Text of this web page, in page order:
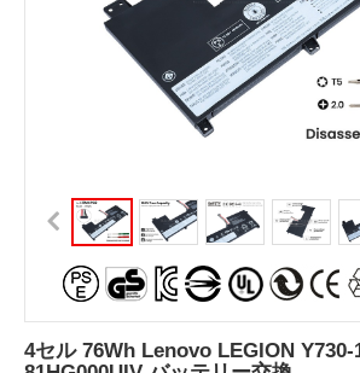
4セル 76Wh Lenovo LEGION Y730-